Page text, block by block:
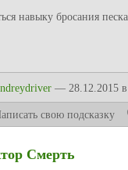
навыку бросания
— 28.12.2015
свою подсказку
Смерть